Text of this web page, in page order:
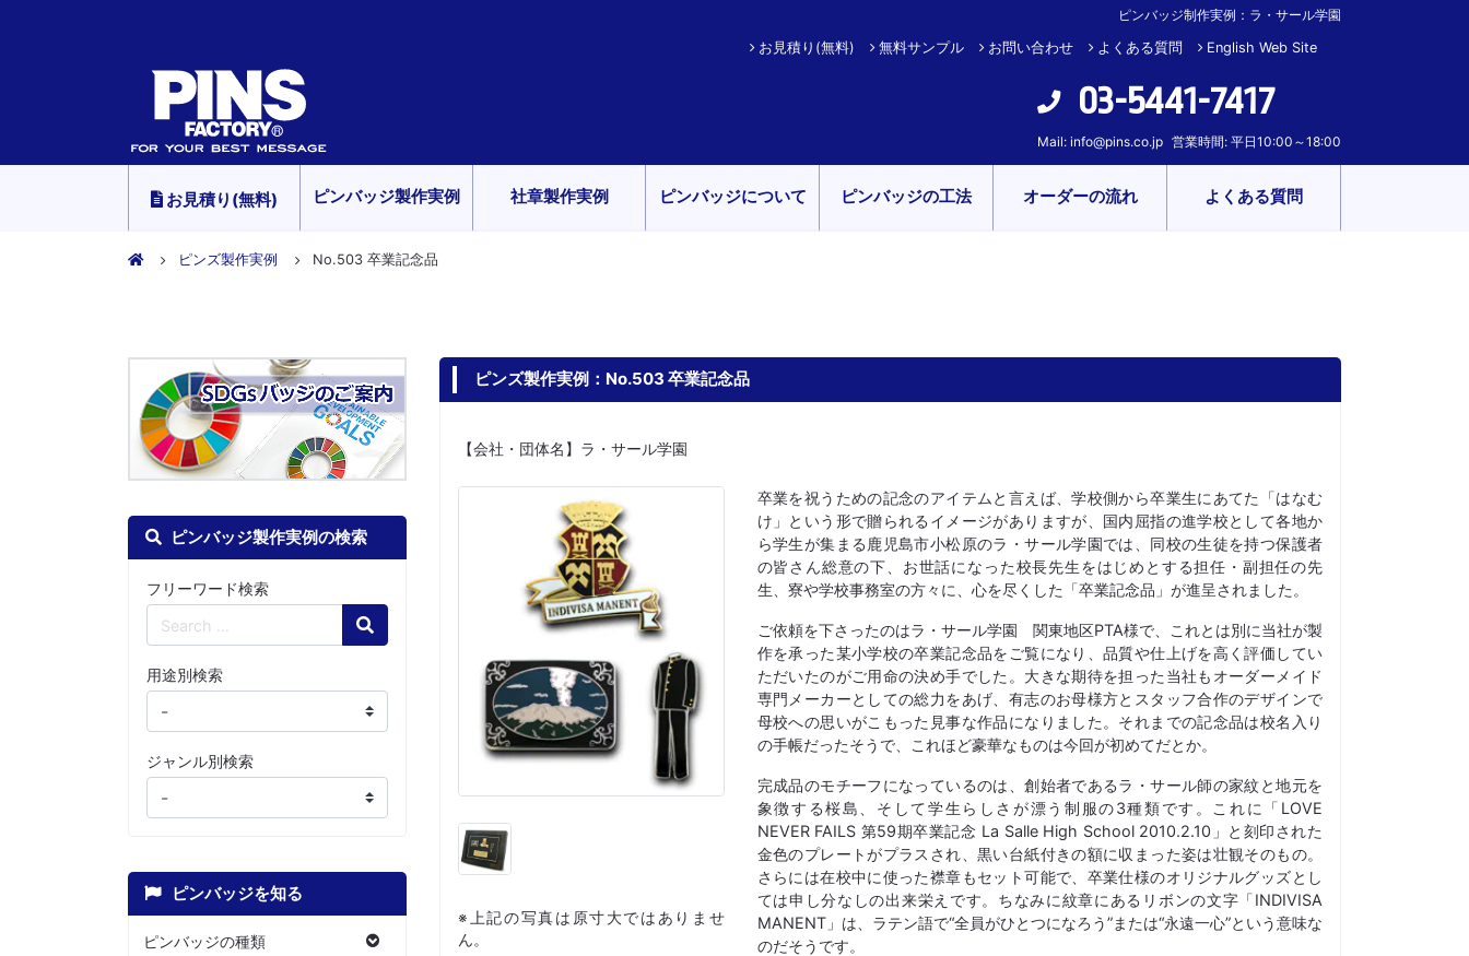
ピンバッジ制作実例：ラ・サール学園
お見積り(無料) 無料サンプル お問い合わせ よくある質問 English Web Site
03-5441-7417
Mail: info@pins.co.jp 営業時間: 平日10:00～18:00
お見積り(無料) ピンバッジ製作実例 社章製作実例 ピンバッジについて ピンバッジの工法 オーダーの流れ よくある質問
ピンズ製作実例 No.503 卒業記念品
ピンバッジ製作実例の検索
フリーワード検索
Search
用途別検索
ジャンル別検索
ピンバッジを知る
ピンバッジの種類
ピンズ製作実例：No.503 卒業記念品
【会社・団体名】ラ・サール学園
※上記の写真は原寸大ではありませ
ん。
卒業を祝うための記念のアイテムと言えば、学校側から卒業生にあてた「はなむ
け」という形で贈られるイメージがありますが、国内屈指の進学校として各地か
ら学生が集まる鹿児島市小松原のラ・サール学園では、同校の生徒を持つ保護者
の皆さん総意の下、お世話になった校長先生をはじめとする担任・副担任の先
生、寮や学校事務室の方々に、心を尽くした「卒業記念品」が進呈されました。
ご依頼を下さったのはラ・サール学園 関東地区PTA様で、これとは別に当社が製
作を承った某小学校の卒業記念品をご覧になり、品質や仕上げを高く評価してい
ただいたのがご用命の決め手でした。大きな期待を担った当社もオーダーメイド
専門メーカーとしての総力をあげ、有志のお母様方とスタッフ合作のデザインで
母校への思いがこもった見事な作品になりました。それまでの記念品は校名入り
の手帳だったそうで、これほど豪華なものは今回が初めてだとか。
完成品のモチーフになっているのは、創始者であるラ・サール師の家紋と地元を
象徴する桜島、そして学生らしさが漂う制服の3種類です。これに「LOVE
NEVER FAILS 第59期卒業記念 La Salle High School 2010.2.10」と刻印された
金色のプレートがプラスされ、黒い台紙付きの額に収まった姿は壮観そのもの。
さらには在校中に使った襟章もセット可能で、卒業仕様のオリジナルグッズとし
ては申し分なしの出来栄えです。ちなみに紋章にあるリボンの文字「INDIVISA
MANENT」は、ラテン語で“全員がひとつになろう”または“永遠一心”という意味な
のだそうです。